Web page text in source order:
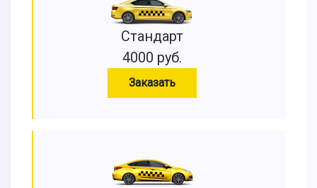
Стандарт
4000 руб.
Заказать